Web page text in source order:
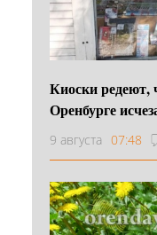
Киоски редеют,
Оренбурге
9 августа 07:48